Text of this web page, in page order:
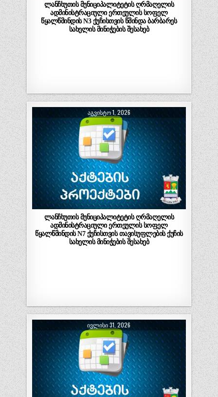
ლანჩხუთის მუნიციპალიტეტის ღრმაღელის
ადმინისტრაციული ერთეულის სოფელ
წყალწმინდის N3 ქუჩისთვის წმინდა ბარბარეს
სახელის მინიჭების შესახებ
ᲐᲒᲕᲘᲡᲢᲝ 1, 2026
ლანჩხუთის მუნიციპალიტეტის ღრმაღელის
ადმინისტრაციული ერთეულის სოფელ
წყალწმინდის N7 ქუჩისთვის თავისუფლების ქუჩის
სახელის მინიჭების შესახებ
ᲘᲕᲚᲘᲡᲘ 31, 2026